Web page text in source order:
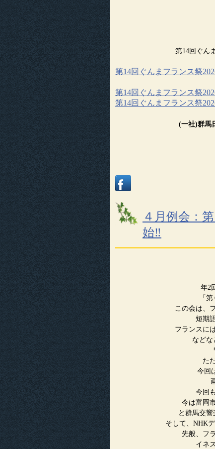
第14回ぐん
第14回ぐんまフランス祭
第14回ぐんまフランス祭
第14回ぐんまフランス祭
(一社)群馬
４月例会：
始‼
年2
「
この会は、
短期
フランスに
などな
た
今回
今回
今は富岡
と群馬交
そして、NHK
先般、フ
イネ